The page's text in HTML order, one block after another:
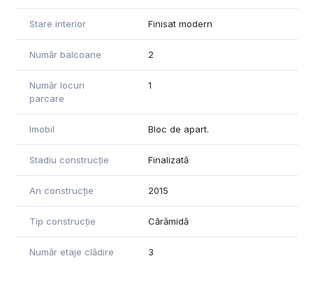
Stare interior Finisat modern
Număr balcoane 2
Număr locuri
parcare
1
Imobil Bloc de apart.
Stadiu construcție Finalizată
An construcție 2015
Tip construcție Cărămidă
Număr etaje clădire 3